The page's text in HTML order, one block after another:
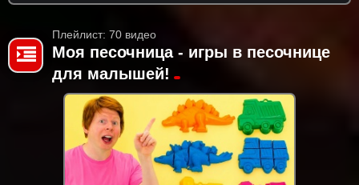
Плейлист: 70 видео
Моя песочница - игры в песочнице
для малышей!